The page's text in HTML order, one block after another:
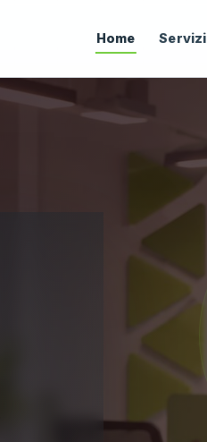
Home Servizi